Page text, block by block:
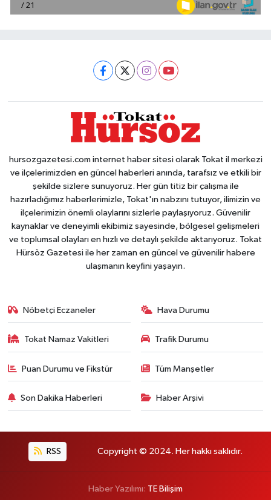
hursozgazetesi.com internet haber sitesi olarak Tokat il merkezi
ve ilçelerimizden en güncel haberleri anında, tarafsız ve etkili bir
şekilde sizlere sunuyoruz. Her gün titiz bir çalışma ile
hazırladığımız haberlerimizle, Tokat'ın nabzını tutuyor, ilimizin ve
ilçelerimizin önemli olaylarını sizlerle paylaşıyoruz. Güvenilir
kaynaklar ve deneyimli ekibimiz sayesinde, bölgesel gelişmeleri
ve toplumsal olayları en hızlı ve detaylı şekilde aktarıyoruz. Tokat
Hürsöz Gazetesi ile her zaman en güncel ve güvenilir habere
ulaşmanın keyfini yaşayın.
Nöbetçi Eczaneler Hava Durumu
Tokat Namaz Vakitleri Trafik Durumu
Puan Durumu ve Fikstür Tüm Manşetler
Son Dakika Haberleri Haber Arşivi
RSS Copyright © 2024. Her hakkı saklıdır.
Haber Yazılımı: TE Bilişim